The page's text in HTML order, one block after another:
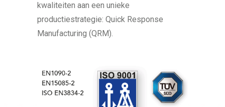
kwaliteiten aan een unieke
productiestrategie: Quick Response
Manufacturing (QRM).